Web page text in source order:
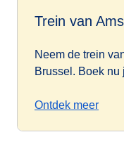
Trein van
Neem de trein
Brussel. Boek nu
Ontdek meer